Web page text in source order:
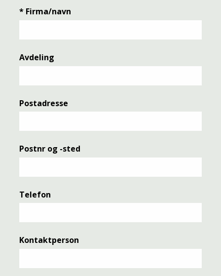
* Firma/navn
Avdeling
Postadresse
Postnr og -sted
Telefon
Kontaktperson